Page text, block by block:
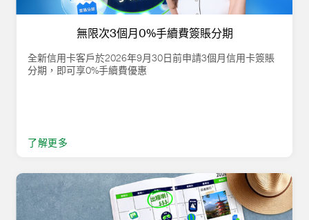
無限次3個月0%手續費簽賬分期
全新信用卡客戶於2026年9月30日前申請3個月信用卡簽賬
分期，即可享0%手續費優惠
了解更多